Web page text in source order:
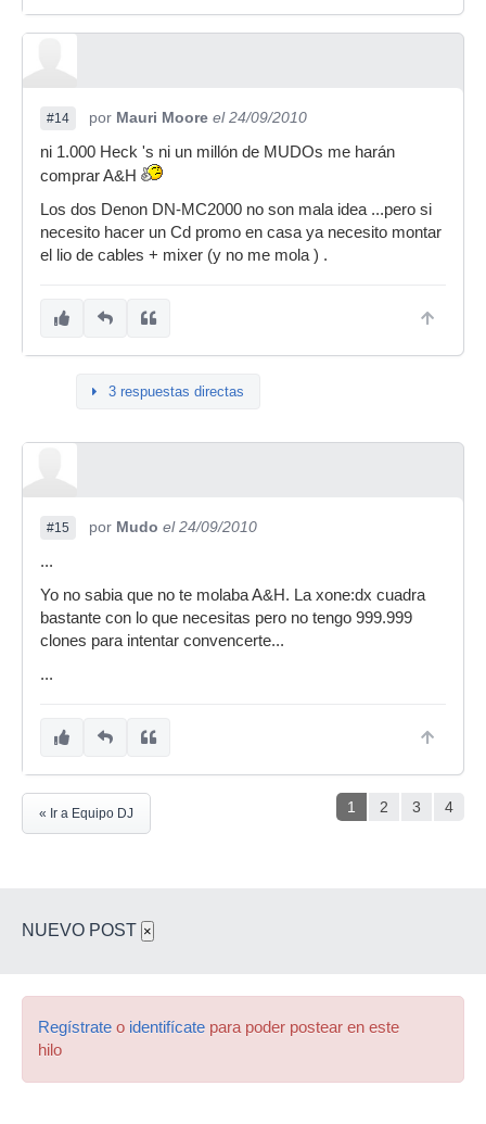
#14 por Mauri Moore el 24/09/2010
ni 1.000 Heck 's ni un millón de MUDOs me harán
comprar A&H
Los dos Denon DN-MC2000 no son mala idea ...pero si
necesito hacer un Cd promo en casa ya necesito montar
el lio de cables + mixer (y no me mola ) .
3 respuestas directas
#15 por Mudo el 24/09/2010
...
Yo no sabia que no te molaba A&H. La xone:dx cuadra
bastante con lo que necesitas pero no tengo 999.999
clones para intentar convencerte...
...
1 2 3 4
« Ir a Equipo DJ
NUEVO POST ×
Regístrate o identifícate para poder postear en este
hilo